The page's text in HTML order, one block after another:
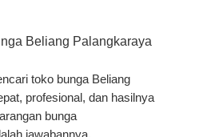
Beliang Palangkaraya
toko bunga Beliang
profesional, dan hasilnya
bunga